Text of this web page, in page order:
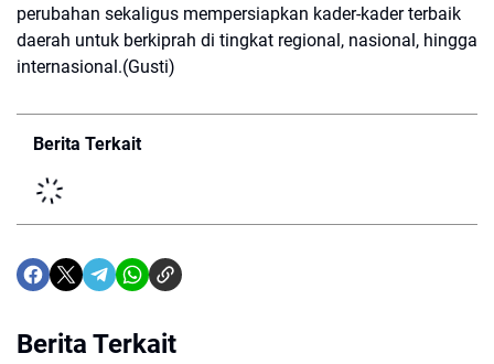
perubahan sekaligus mempersiapkan kader-kader terbaik
daerah untuk berkiprah di tingkat regional, nasional, hingga
internasional.(Gusti)
Berita Terkait
Berita Terkait